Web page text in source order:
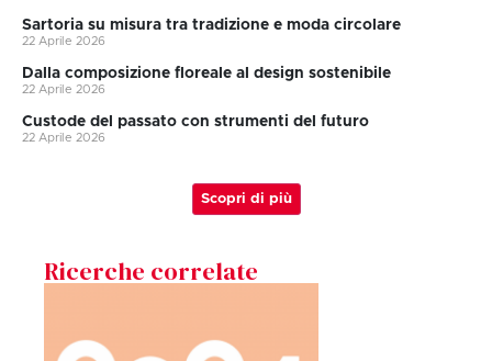
Sartoria su misura tra tradizione e moda circolare
22 Aprile 2026
Dalla composizione floreale al design sostenibile
22 Aprile 2026
Custode del passato con strumenti del futuro
22 Aprile 2026
Scopri di più
Ricerche correlate